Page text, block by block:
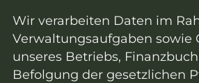
Wir verarbeiten Daten im
Verwaltungsaufgaben sowie
unseres Betriebs,
Befolgung der gesetzlichen